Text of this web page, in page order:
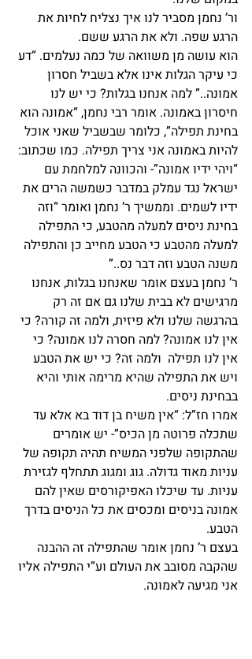
ור’ נחמן מסביר לנו איך נצליח לחיות את
הרגע שפה. ולא את הרגע ששם.
הוא עושה מן משוואה של כמה נעלמים. “דע
כי עיקר הגלות אינו אלא בשביל חסרון
אמונה..” למה אנחנו בגלות? כי יש לנו
חיסרון באמונה. אומר רבי נחמן, “אמונה הוא
בחינת תפילה”, כלומר שבשביל שאני אוכל
להיות באמונה אני צריך תפילה. כמו שכתוב:
“ויהי ידיו אמונה”- והכוונה למלחמת עם
ישראל נגד עמלק במדבר כשמשה הרים את
ידיו לשמים. וממשיך ר’ נחמן ואומר “וזה
בחינת ניסים למעלה מהטבע, כי התפילה
למעלה מהטבע כי הטבע מחייב כן והתפילה
משנה הטבע וזה דבר נס..”
ר’ נחמן בעצם אומר שאנחנו בגלות, אנחנו
מרגישים לא בבית שלנו גם אם זה רק
בהרגשה שלנו ולא פיזית, ולמה זה קורה? כי
אין לנו אמונה? למה חסרה לנו אמונה? כי
אין לנו תפילה  ולמה זה? כי יש את הטבע
ויש את התפילה שהיא מרימה אותי והיא
בבחינת ניסים.
אמרו חז”ל: “אין משיח בן דוד בא אלא עד
שתכלה פרוטה מן הכיס”- יש אומרים
שהתקופה שלפני המשיח תהיה תקופה של
עניות מאוד גדולה. גוג ומגוג תתחלף לגזירת
עניות. עד שיכלו האפיקורסים שאין להם
אמונה בניסים ומכסים את כל הניסים בדרך
הטבע.
בעצם ר’ נחמן אומר שהתפילה זה ההבנה
שהקבה מסובב את העולם וע”י התפילה אליו
אני מגיעה לאמונה.